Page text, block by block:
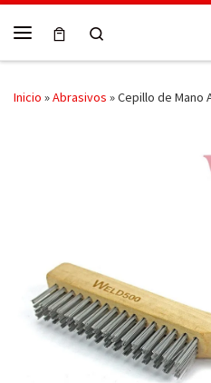
Skip to content
Inicio »Abrasivos »Cepillo de Mano